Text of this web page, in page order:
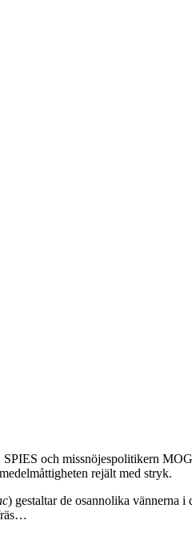
och missnöjespolitikern
rejält med stryk.
) gestaltar de osannolika vännerna